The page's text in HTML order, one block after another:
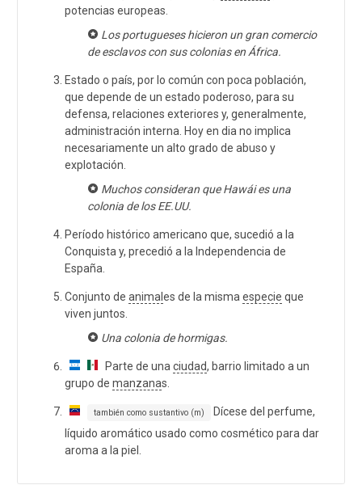
potencias europeas.
Los portugueses hicieron un gran comercio
de esclavos con sus colonias en África.
Estado o país, por lo común con poca población,
que depende de un estado poderoso, para su
defensa, relaciones exteriores y, generalmente,
administración interna. Hoy en dia no implica
necesariamente un alto grado de abuso y
explotación.
Muchos consideran que Hawái es una
colonia de los EE.UU.
Período histórico americano que, sucedió a la
Conquista y, precedió a la Independencia de
España.
Conjunto de animal es de la misma especie que
viven juntos.
Una colonia de hormigas.
Parte de una ciudad, barrio limitado a un
grupo de manzanas.
también como sustantivo (m)
Dícese del perfume,
líquido aromático usado como cosmético para dar
aroma a la piel.